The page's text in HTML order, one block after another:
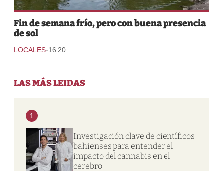
Fin de semana frío, pero con buena presencia
de sol
LOCALES-16:20
LAS MÁS LEIDAS
1
Investigación clave de científicos
bahienses para entender el
impacto del cannabis en el
cerebro